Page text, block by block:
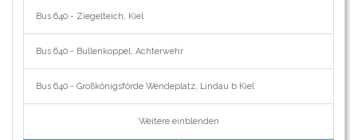
Bus 640 - Ziegelteich, Kiel
Bus 640 - Bullenkoppel, Achterwehr
Bus 640 - Großkönigsförde Wendeplatz, Lindau b Kiel
Weitere einblenden